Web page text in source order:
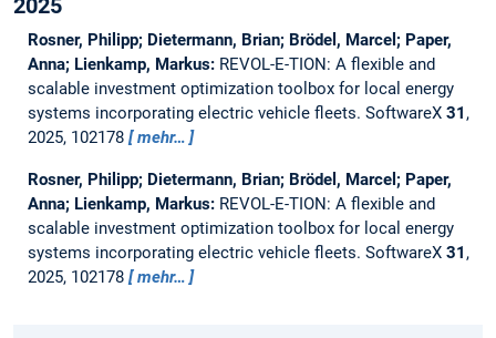
Rosner, Philipp; Dietermann, Brian; Brödel, Marcel; Paper,
Anna; Lienkamp, Markus: REVOL-E-TION: A flexible and
scalable investment optimization toolbox for local energy
systems incorporating electric vehicle fleets. SoftwareX 31 ,
2025, 102178
mehr…
Rosner, Philipp; Dietermann, Brian; Brödel, Marcel; Paper,
Anna; Lienkamp, Markus: REVOL-E-TION: A flexible and
scalable investment optimization toolbox for local energy
systems incorporating electric vehicle fleets. SoftwareX 31 ,
2025, 102178
mehr…